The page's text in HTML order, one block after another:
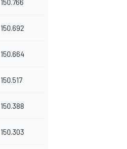
150.766
150.692
150.664
150.517
150.388
150.303